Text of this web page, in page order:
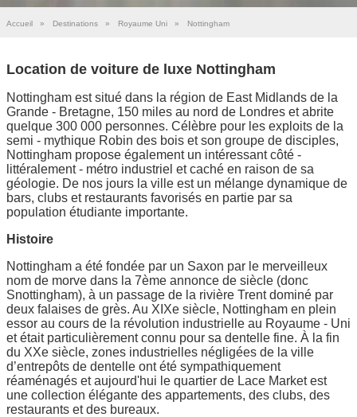
Accueil » Destinations » Royaume Uni » Nottingham
Location de voiture de luxe Nottingham
Nottingham est situé dans la région de East Midlands de la
Grande - Bretagne, 150 miles au nord de Londres et abrite
quelque 300 000 personnes. Célèbre pour les exploits de la
semi - mythique Robin des bois et son groupe de disciples,
Nottingham propose également un intéressant côté -
littéralement - métro industriel et caché en raison de sa
géologie. De nos jours la ville est un mélange dynamique de
bars, clubs et restaurants favorisés en partie par sa
population étudiante importante.
Histoire
Nottingham a été fondée par un Saxon par le merveilleux
nom de morve dans la 7ème annonce de siècle (donc
Snottingham), à un passage de la rivière Trent dominé par
deux falaises de grès. Au XIXe siècle, Nottingham en plein
essor au cours de la révolution industrielle au Royaume - Uni
et était particulièrement connu pour sa dentelle fine. À la fin
du XXe siècle, zones industrielles négligées de la ville
d’entrepôts de dentelle ont été sympathiquement
réaménagés et aujourd'hui le quartier de Lace Market est
une collection élégante des appartements, des clubs, des
restaurants et des bureaux.